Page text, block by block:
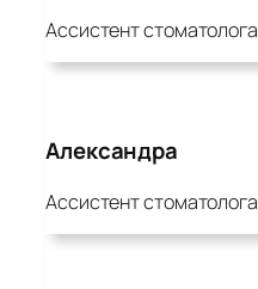
Ассистент стоматолога
Александра
Ассистент стоматолога